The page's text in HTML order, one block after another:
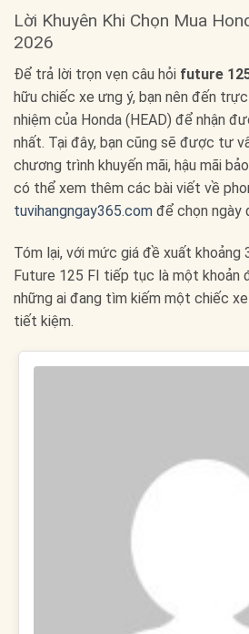
Lời Khuyên Khi Chọn Mua
2026
Để trả lời trọn vẹn câu hỏi future
hữu chiếc xe ưng ý, bạn nên đến
nhiệm của Honda (HEAD) để nhận
nhất. Tại đây, bạn cũng sẽ được tư
chương trình khuyến mãi, hậu mãi
có thể xem thêm các bài viết về
tuvihangngay365.com để chọn ngày
Tóm lại, với mức giá đề xuất khoảng
Future 125 FI tiếp tục là một khoản
những ai đang tìm kiếm một chiếc
tiết kiệm.